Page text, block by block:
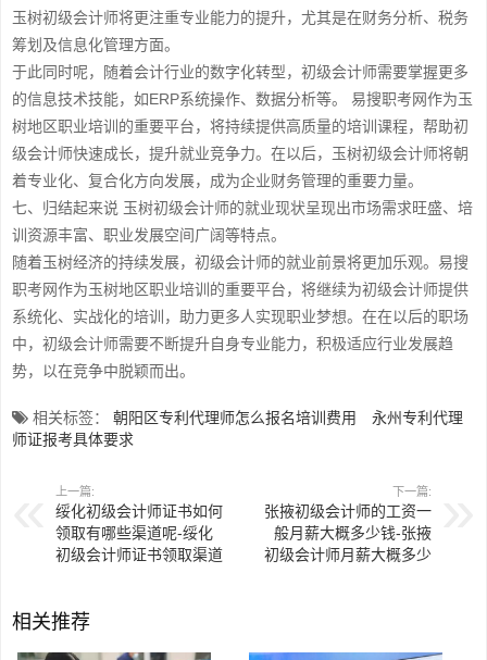
玉树初级会计师将更注重专业能力的提升，尤其是在财务分析、税务
筹划及信息化管理方面。
于此同时呢，随着会计行业的数字化转型，初级会计师需要掌握更多
的信息技术技能，如ERP系统操作、数据分析等。 易搜职考网作为玉
树地区职业培训的重要平台，将持续提供高质量的培训课程，帮助初
级会计师快速成长，提升就业竞争力。在以后，玉树初级会计师将朝
着专业化、复合化方向发展，成为企业财务管理的重要力量。
七、归结起来说 玉树初级会计师的就业现状呈现出市场需求旺盛、培
训资源丰富、职业发展空间广阔等特点。
随着玉树经济的持续发展，初级会计师的就业前景将更加乐观。易搜
职考网作为玉树地区职业培训的重要平台，将继续为初级会计师提供
系统化、实战化的培训，助力更多人实现职业梦想。在在以后的职场
中，初级会计师需要不断提升自身专业能力，积极适应行业发展趋
势，以在竞争中脱颖而出。
相关标签： 朝阳区专利代理师怎么报名培训费用
永州专利代理
师证报考具体要求
上一篇:
绥化初级会计师证书如何
领取有哪些渠道呢-绥化
初级会计师证书领取渠道
下一篇:
张掖初级会计师的工资一
般月薪大概多少钱-张掖
初级会计师月薪大概多少
相关推荐